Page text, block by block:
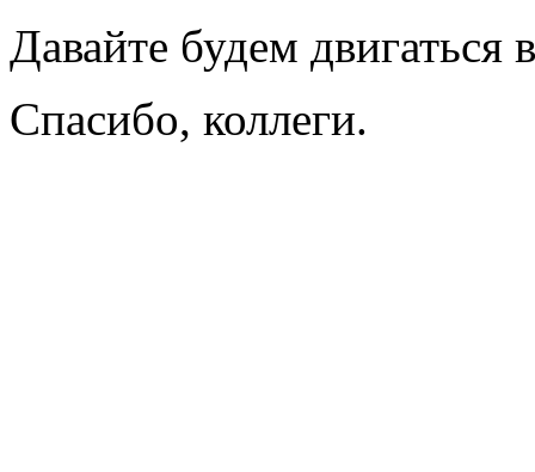
Давайте будем двигаться
Спасибо, коллеги.